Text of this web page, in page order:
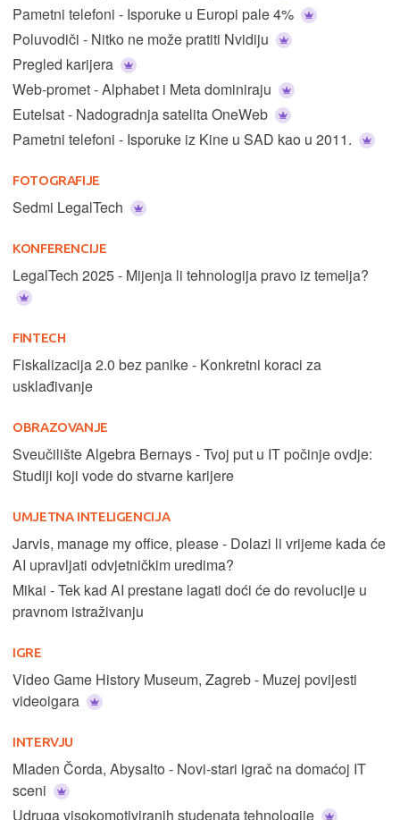
Pametni telefoni - Isporuke u Europi pale 4%
Poluvodiči - Nitko ne može pratiti Nvidiju
Pregled karijera
Web-promet - Alphabet i Meta dominiraju
Eutelsat - Nadogradnja satelita OneWeb
Pametni telefoni - Isporuke iz Kine u SAD kao u 2011.
FOTOGRAFIJE
Sedmi LegalTech
KONFERENCIJE
LegalTech 2025 - Mijenja li tehnologija pravo iz temelja?
FINTECH
Fiskalizacija 2.0 bez panike - Konkretni koraci za
usklađivanje
OBRAZOVANJE
Sveučilište Algebra Bernays - Tvoj put u IT počinje ovdje:
Studiji koji vode do stvarne karijere
UMJETNA INTELIGENCIJA
Jarvis, manage my office, please - Dolazi li vrijeme kada će
AI upravljati odvjetničkim uredima?
Mikai - Tek kad AI prestane lagati doći će do revolucije u
pravnom istraživanju
IGRE
Video Game History Museum, Zagreb - Muzej povijesti
videoigara
INTERVJU
Mladen Čorda, Abysalto - Novi-stari igrač na domaćoj IT
sceni
Udruga visokomotiviranih studenata tehnologije